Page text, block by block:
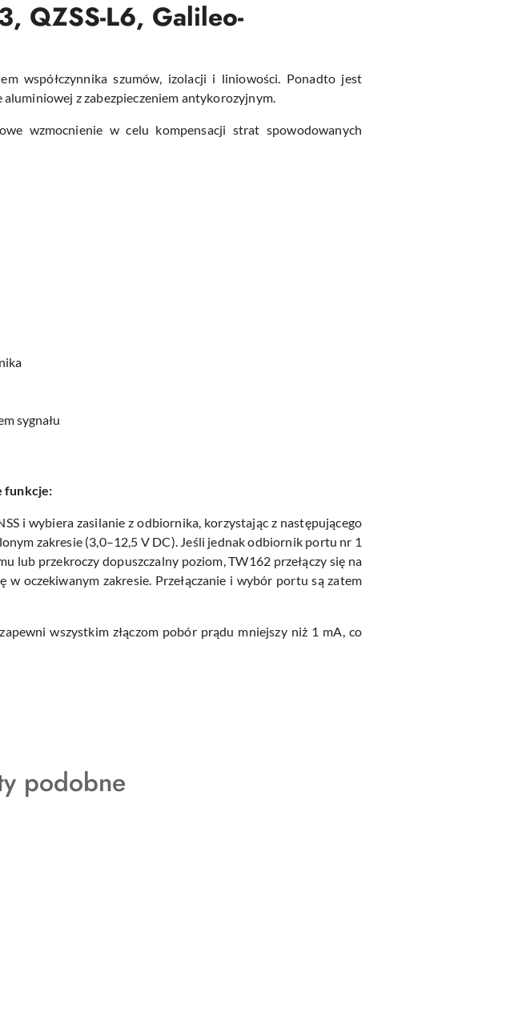
QZSS-L6, Galileo-
współczynnika szumów, izolacji i liniowości. Ponadto jest
z zabezpieczeniem antykorozyjnym.
wzmocnienie w celu kompensacji strat spowodowanych
sygnału
funkcje:
i wybiera zasilanie z odbiornika, korzystając z następującego
zakresie (3,0–12,5 V DC). Jeśli jednak odbiornik portu nr 1
lub przekroczy dopuszczalny poziom, TW162 przełączy się na
oczekiwanym zakresie. Przełączanie i wybór portu są zatem
wszystkim złączom pobór prądu mniejszy niż 1 mA, co
podobne